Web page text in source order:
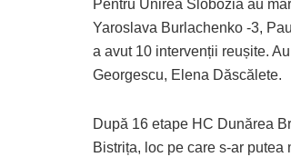
Pentru Unirea Slobozia au
Yaroslava Burlachenko -3,
a avut 10 intervenții reușite.
Georgescu, Elena Dăscălete.
După 16 etape HC Dunărea
Bistrița, loc pe care s-ar